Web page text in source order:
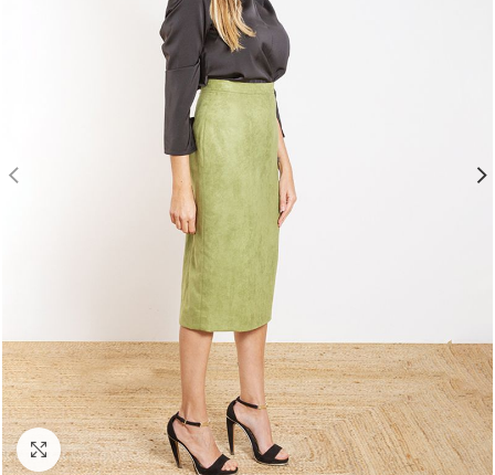
Click para agrandar